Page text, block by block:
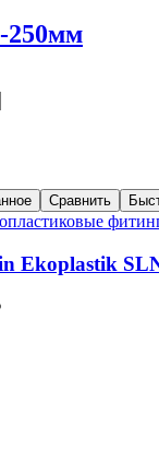
250мм
Сравнить
Ekoplastik